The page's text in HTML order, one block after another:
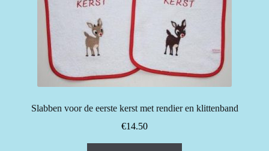
Slabben voor de eerste kerst met rendier en klittenband
€14.50